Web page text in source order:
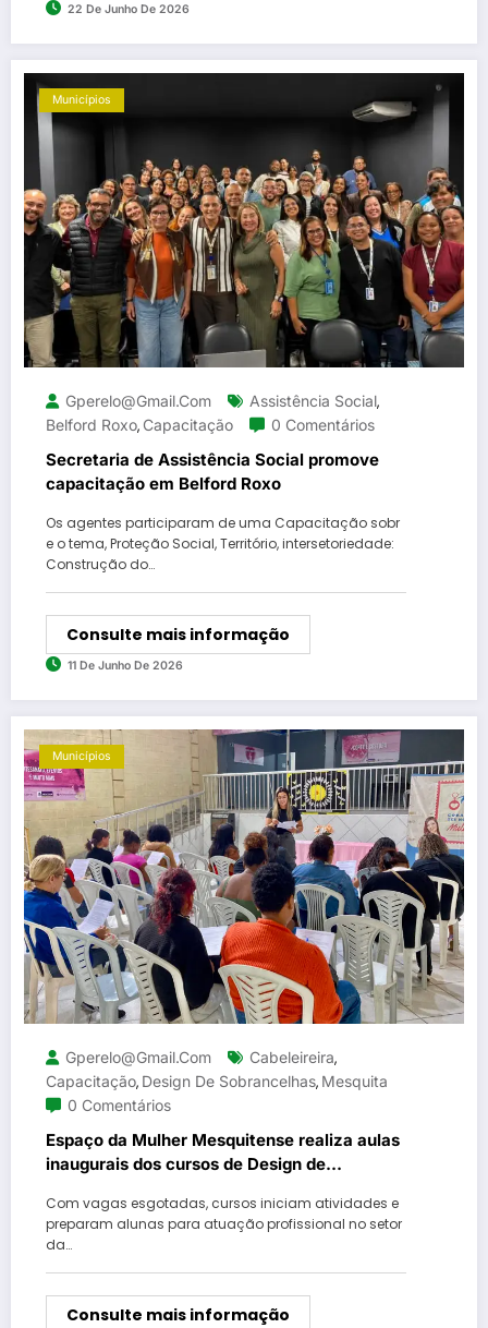
22 De Junho De 2026
Municípios
Gperelo@gmail.com Assistência Social,
Belford Roxo, Capacitação 0 Comentários
Secretaria de Assistência Social promove
capacitação em Belford Roxo
Os agentes participaram de uma Capacitação sobr
e o tema, Proteção Social, Território, intersetoriedade:
Construção do…
Consulte mais informação
11 De Junho De 2026
Municípios
Gperelo@gmail.com Cabeleireira,
Capacitação, Design De Sobrancelhas, Mesquita
0 Comentários
Espaço da Mulher Mesquitense realiza aulas
inaugurais dos cursos de Design de
Com vagas esgotadas, cursos iniciam atividades e
preparam alunas para atuação profissional no setor
da…
Consulte mais informação